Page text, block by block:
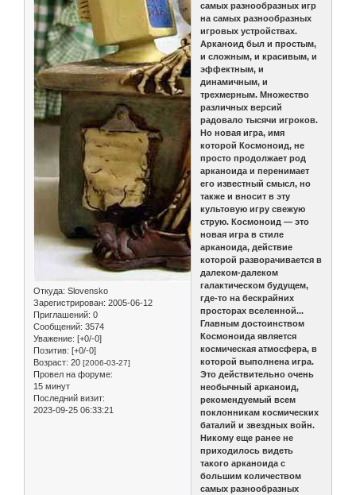
Откуда: Slovensko
Зарегистрирован: 2005-06-12
Приглашений: 0
Сообщений: 3574
Уважение: [+0/-0]
Позитив: [+0/-0]
Возраст: 20 [2006-03-27]
Провел на форуме:
15 минут
Последний визит:
2023-09-25 06:33:21
самых разнообразных игр
на самых разнообразных
игровых устройствах.
Арканоид был и простым,
и сложным, и красивым, и
эффектным, и
динамичным, и
трехмерным. Множество
различных версий
радовало тысячи игроков.
Но новая игра, имя
которой Космоноид, не
просто продолжает род
арканоида и перенимает
его известный смысл, но
также и вносит в эту
культовую игру свежую
струю. Космоноид — это
новая игра в стиле
арканоида, действие
которой разворачивается в
далеком-далеком
галактическом будущем,
где-то на бескрайних
просторах вселенной...
Главным достоинством
Космоноида является
космическая атмосфера, в
которой выполнена игра.
Это действительно очень
необычный арканоид,
рекомендуемый всем
поклонникам космических
баталий и звездных войн.
Никому еще ранее не
приходилось видеть
такого арканоида с
большим количеством
самых разнообразных